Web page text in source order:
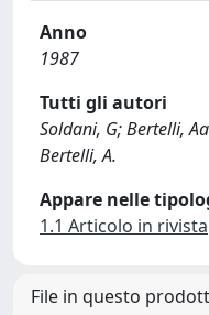
Anno
1987
Tutti gli autori
Soldani, G; Bertelli,
Bertelli, A.
Appare nelle
1.1 Articolo in rivista
File in questo